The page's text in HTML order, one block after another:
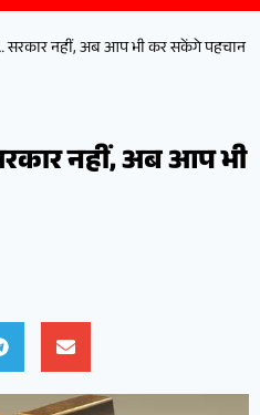
सरकार नहीं, अब आप भी कर सकेंगे पहचान
नहीं, अब आप भी